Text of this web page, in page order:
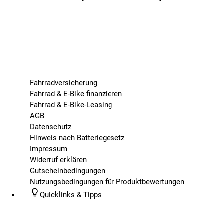
Fahrradversicherung
Fahrrad & E-Bike finanzieren
Fahrrad & E-Bike-Leasing
AGB
Datenschutz
Hinweis nach Batteriegesetz
Impressum
Widerruf erklären
Gutscheinbedingungen
Nutzungsbedingungen für Produktbewertungen
Quicklinks & Tipps